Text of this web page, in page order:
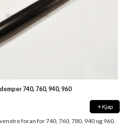
740, 760, 940, 960
Kjøp
foran for 740, 760, 780, 940 og 960.